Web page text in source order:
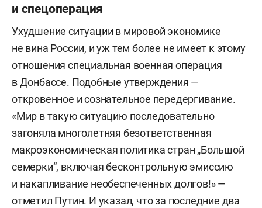
и спецоперация
Ухудшение ситуации в мировой экономике
не вина России, и уж тем более не имеет к этому
отношения специальная военная операция
в Донбассе. Подобные утверждения —
откровенное и сознательное передергивание.
«Мир в такую ситуацию последовательно
загоняла многолетняя безответственная
макроэкономическая политика стран „Большой
семерки“, включая бесконтрольную эмиссию
и накапливание необеспеченных долгов!» —
отметил Путин. И указал, что за последние два